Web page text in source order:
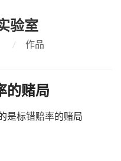
验室
/ 作品
的赌局
是标错赔率的赌局